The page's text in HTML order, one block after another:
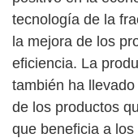
tecnología de la
la mejora de los
eficiencia. La
también ha
de los productos
que beneficia a